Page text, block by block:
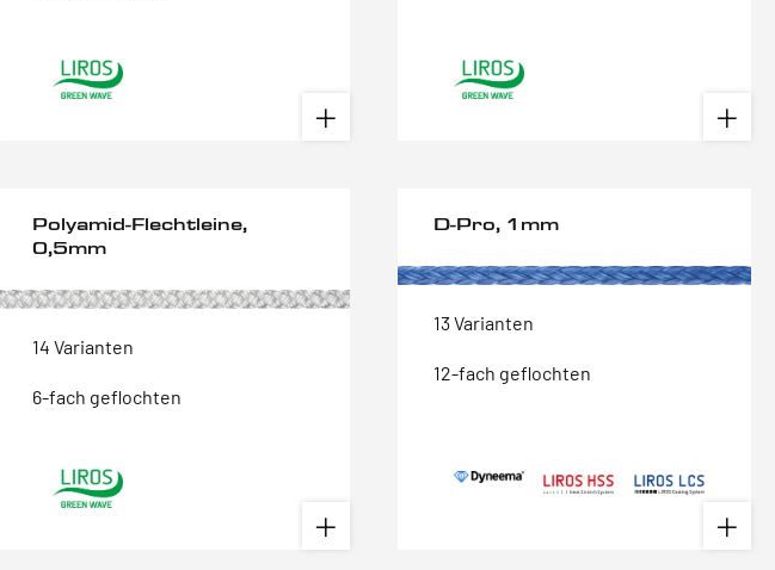
Polyamid-Flechtleine,
0,5mm
14 Varianten
6-fach geflochten
D-Pro, 1mm
13 Varianten
12-fach geflochten